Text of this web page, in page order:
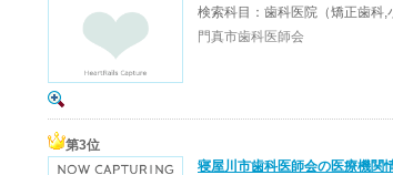
検索科目：歯科医院（矯正歯科,
門真市歯科医師会
第3位
寝屋川市歯科医師会の医療機関